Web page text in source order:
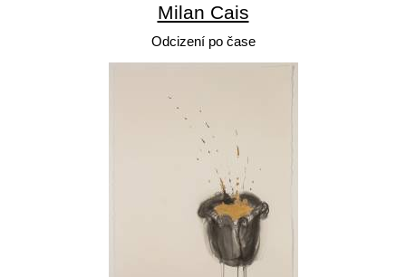
Milan Cais
Odcizení po čase